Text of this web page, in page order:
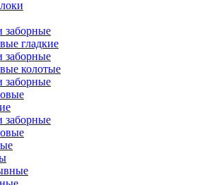
заборные
гладкие
заборные
колотые
заборные
заборные